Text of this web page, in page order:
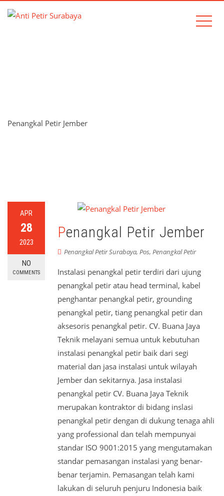
Penangkal Petir Jember
APR
28
2023
NO
COMMENTS
Penangkal Petir Jember
Penangkal Petir Surabaya, Pos, Penangkal Petir
Instalasi penangkal petir terdiri dari ujung
penangkal petir atau head terminal, kabel
penghantar penangkal petir, grounding
penangkal petir, tiang penangkal petir dan
aksesoris penangkal petir. CV. Buana Jaya
Teknik melayani semua untuk kebutuhan
instalasi penangkal petir baik dari segi
material dan jasa instalasi untuk wilayah
Jember dan sekitarnya. Jasa instalasi
penangkal petir CV. Buana Jaya Teknik
merupakan kontraktor di bidang inslasi
penangkal petir dengan di dukung tenaga ahli
yang professional dan telah mempunyai
standar ISO 9001:2015 yang mengutamakan
standar pemasangan instalasi yang benar-
benar terjamin. Pemasangan telah kami
lakukan di seluruh penjuru Indonesia baik